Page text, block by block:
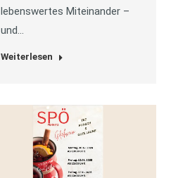
lebenswertes Miteinander –
und…
Weiterlesen